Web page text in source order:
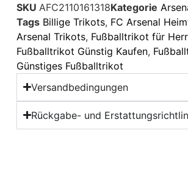
SKU AFC2110161318Kategorie
Tags Billige Trikots, FC Arsenal
Arsenal Trikots, Fußballtrikot für
Fußballtrikot Günstig Kaufen,
Günstiges Fußballtrikot
Versandbedingungen
Rückgabe- und